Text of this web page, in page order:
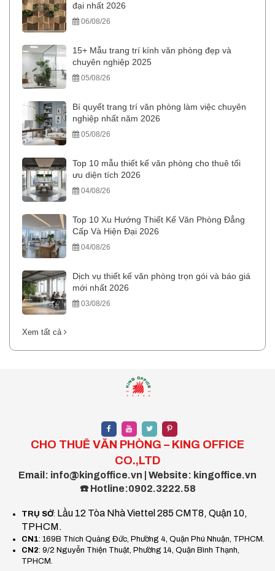
đại nhất 2026
06/08/26
15+ Mẫu trang trí kính văn phòng đẹp và
chuyên nghiệp 2025
05/08/26
Bí quyết trang trí văn phòng làm việc chuyên
nghiệp nhất năm 2026
05/08/26
Top 10 mẫu thiết kế văn phòng cho thuê tối
ưu diện tích 2026
04/08/26
Top 10 Xu Hướng Thiết Kế Văn Phòng Đẳng
Cấp Và Hiện Đại 2026
04/08/26
Dịch vụ thiết kế văn phòng trọn gói và báo giá
mới nhất 2026
03/08/26
Xem tất cả
CHO THUÊ VĂN PHÒNG – KING OFFICE
CO.,LTD
Email: info@kingoffice.vn | Website: kingoffice.vn
☎️ Hotline:0902.3222.58
TRỤ SỞ: Lầu 12 Tòa Nhà Viettel 285 CMT8, Quận 10,
TPHCM.
CN1: 169B Thích Quảng Đức, Phường 4, Quận Phú Nhuận, TPHCM.
CN2: 9/2 Nguyễn Thiện Thuật, Phường 14, Quận Bình Thạnh,
TPHCM.